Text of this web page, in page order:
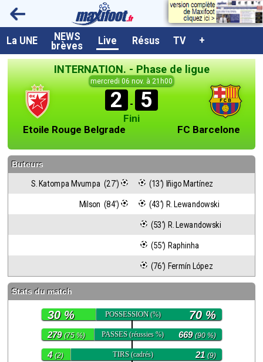
La UNE NEWS
brèves Live Résus TV +
INTERNATION. - Phase de ligue
mercredi 06 nov. à 21h00
2 - 5
Fini
Etoile Rouge Belgrade
FC Barcelone
Buteurs
S. Katompa Mvumpa  (27') (13') Iñigo Martínez
Milson  (84') (43') R. Lewandowski
(53') R. Lewandowski
(55') Raphinha
(76') Fermín López
Stats du match
POSSESSION(%)
30 % 70 %
PASSES(réussies %)
279(75 %) 669(90 %)
TIRS(cadrés)
4 (2) 21 (9)
A la UNE
Dernières brèves
Live / Matchs en direct
Résultats et Classements
Class. buteurs européens
Programme TV foot
Vidéos
Sondages
Tableau transferts L1
Taille de la police
Paramètrages / Options
Contact / Signaler un bug
Recrutement Maxifoot
Mentions légales
site web Maxifoot.fr